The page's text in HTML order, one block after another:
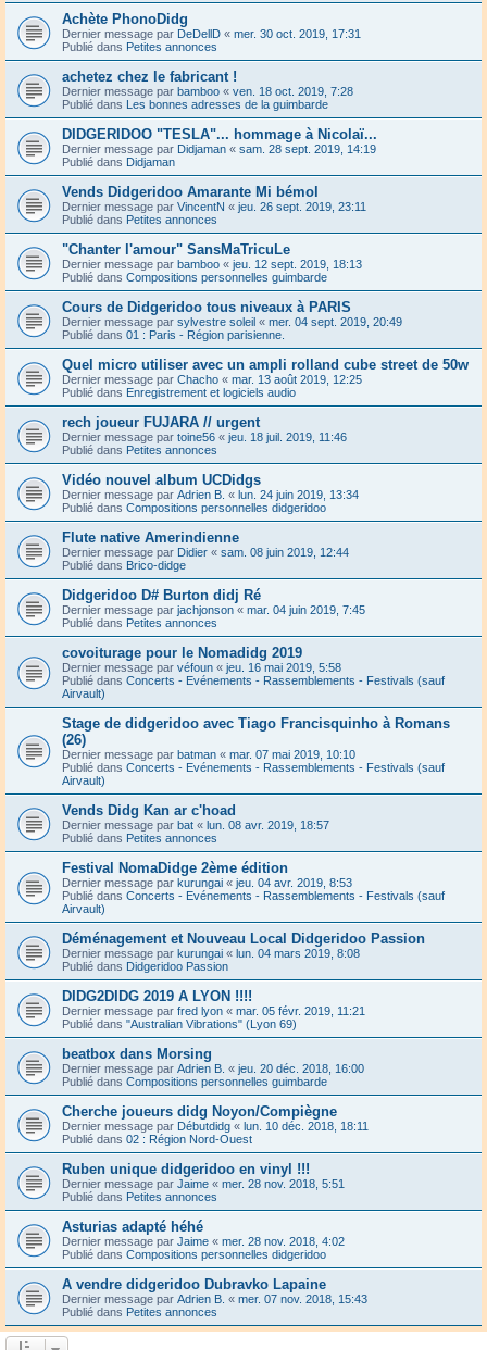
Achète PhonoDidg
Dernier message par DeDellD « mer. 30 oct. 2019, 17:31
Publié dans Petites annonces
achetez chez le fabricant !
Dernier message par bamboo « ven. 18 oct. 2019, 7:28
Publié dans Les bonnes adresses de la guimbarde
DIDGERIDOO "TESLA"... hommage à Nicolaï...
Dernier message par Didjaman « sam. 28 sept. 2019, 14:19
Publié dans Didjaman
Vends Didgeridoo Amarante Mi bémol
Dernier message par VincentN « jeu. 26 sept. 2019, 23:11
Publié dans Petites annonces
"Chanter l'amour" SansMaTricuLe
Dernier message par bamboo « jeu. 12 sept. 2019, 18:13
Publié dans Compositions personnelles guimbarde
Cours de Didgeridoo tous niveaux à PARIS
Dernier message par sylvestre soleil « mer. 04 sept. 2019, 20:49
Publié dans 01 : Paris - Région parisienne.
Quel micro utiliser avec un ampli rolland cube street de 50w
Dernier message par Chacho « mar. 13 août 2019, 12:25
Publié dans Enregistrement et logiciels audio
rech joueur FUJARA // urgent
Dernier message par toine56 « jeu. 18 juil. 2019, 11:46
Publié dans Petites annonces
Vidéo nouvel album UCDidgs
Dernier message par Adrien B. « lun. 24 juin 2019, 13:34
Publié dans Compositions personnelles didgeridoo
Flute native Amerindienne
Dernier message par Didier « sam. 08 juin 2019, 12:44
Publié dans Brico-didge
Didgeridoo D# Burton didj Ré
Dernier message par jachjonson « mar. 04 juin 2019, 7:45
Publié dans Petites annonces
covoiturage pour le Nomadidg 2019
Dernier message par véfoun « jeu. 16 mai 2019, 5:58
Publié dans Concerts - Evénements - Rassemblements - Festivals (sauf
Airvault)
Stage de didgeridoo avec Tiago Francisquinho à Romans
(26)
Dernier message par batman « mar. 07 mai 2019, 10:10
Publié dans Concerts - Evénements - Rassemblements - Festivals (sauf
Airvault)
Vends Didg Kan ar c'hoad
Dernier message par bat « lun. 08 avr. 2019, 18:57
Publié dans Petites annonces
Festival NomaDidge 2ème édition
Dernier message par kurungai « jeu. 04 avr. 2019, 8:53
Publié dans Concerts - Evénements - Rassemblements - Festivals (sauf
Airvault)
Déménagement et Nouveau Local Didgeridoo Passion
Dernier message par kurungai « lun. 04 mars 2019, 8:08
Publié dans Didgeridoo Passion
DIDG2DIDG 2019 A LYON !!!!
Dernier message par fred lyon « mar. 05 févr. 2019, 11:21
Publié dans "Australian Vibrations" (Lyon 69)
beatbox dans Morsing
Dernier message par Adrien B. « jeu. 20 déc. 2018, 16:00
Publié dans Compositions personnelles guimbarde
Cherche joueurs didg Noyon/Compiègne
Dernier message par Débutdidg « lun. 10 déc. 2018, 18:11
Publié dans 02 : Région Nord-Ouest
Ruben unique didgeridoo en vinyl !!!
Dernier message par Jaime « mer. 28 nov. 2018, 5:51
Publié dans Petites annonces
Asturias adapté héhé
Dernier message par Jaime « mer. 28 nov. 2018, 4:02
Publié dans Compositions personnelles didgeridoo
A vendre didgeridoo Dubravko Lapaine
Dernier message par Adrien B. « mer. 07 nov. 2018, 15:43
Publié dans Petites annonces